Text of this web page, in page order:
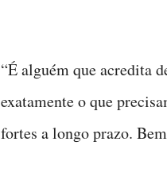
“É alguém que acredita
exatamente o que
fortes a longo prazo.